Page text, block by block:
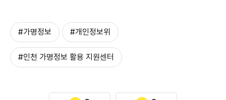
#가명정보 #개인정보위
#인천 가명정보 활용 지원센터